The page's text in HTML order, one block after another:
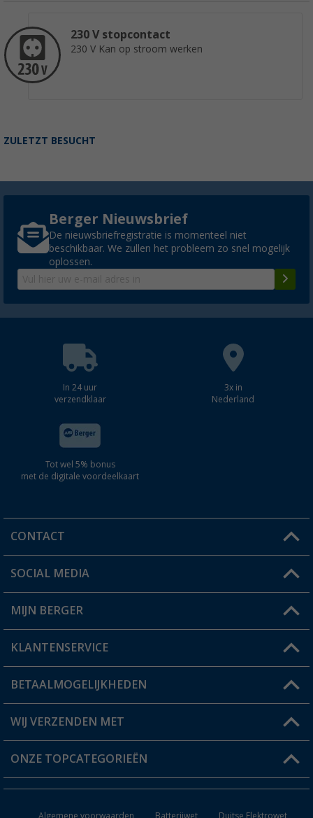
230 V stopcontact
230 V Kan op stroom werken
ZULETZT BESUCHT
Berger Nieuwsbrief
De nieuwsbriefregistratie is momenteel niet
beschikbaar. We zullen het probleem zo snel mogelijk
oplossen.
In 24 uur
verzendklaar
3x in
Nederland
Tot wel 5% bonus
met de digitale voordeelkaart
CONTACT
Een vraag?
Winkel vinden
SOCIAL MEDIA
MIJN BERGER
Mijn account
Status bestelling
Verlanglijstje
KLANTENSERVICE
FAQ & Contact
Verzendinformatie
Catalogus
BETAALMOGELIJKHEDEN
WIJ VERZENDEN MET
ONZE TOPCATEGORIEËN